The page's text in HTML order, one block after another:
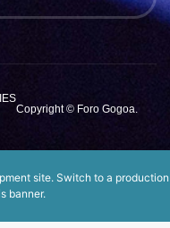
Copyright © Foro Gogoa.
site. Switch to a production
banner.